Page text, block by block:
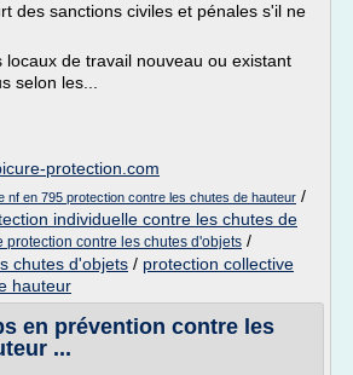
des sanctions civiles et pénales s'il ne
locaux de travail nouveau ou existant
selon les...
protection.com
nf en 795 protection contre les chutes de hauteur /
individuelle contre les chutes de
protection contre les chutes d'objets /
chutes d'objets / protection collective
hauteur
en prévention contre les
...